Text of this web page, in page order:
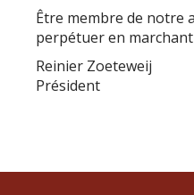
Être membre de notre
perpétuer en
Reinier Zoeteweij
Président